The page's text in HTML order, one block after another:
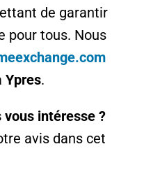
de garantir
pour tous. Nous
Ypres.
vous intéresse ?
avis dans cet